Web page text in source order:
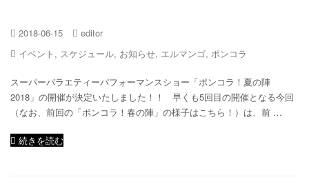
2018-06-15
editor
イベント , スケジュール, お知らせ, エルマンゴ, ポンコラ
スーパーバラエティーパフォーマンスショー「ポンコラ！夏の陣
2018」の開催が決定いたしました！！ 早くも5回目の開催となる今回
（なお、前回の「ポンコラ！春の陣」の様子はこちら！）は、前 …
続きを読む